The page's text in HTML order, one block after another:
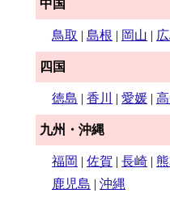
中国
鳥取 | 島根 | 岡山 |
四国
徳島 | 香川 | 愛媛 |
九州・沖縄
福岡 | 佐賀 | 長崎 |
鹿児島 | 沖縄